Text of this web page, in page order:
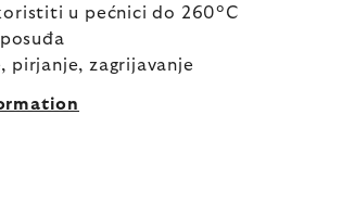
u pećnici do 260°C
pirjanje, zagrijavanje